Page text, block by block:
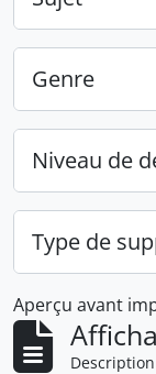
Genre
Niveau de
Type de
Aperçu avant